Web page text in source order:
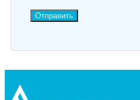
Отправить